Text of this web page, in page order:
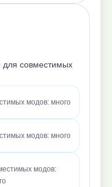
для совместимых
модов: много
модов: много
модов: